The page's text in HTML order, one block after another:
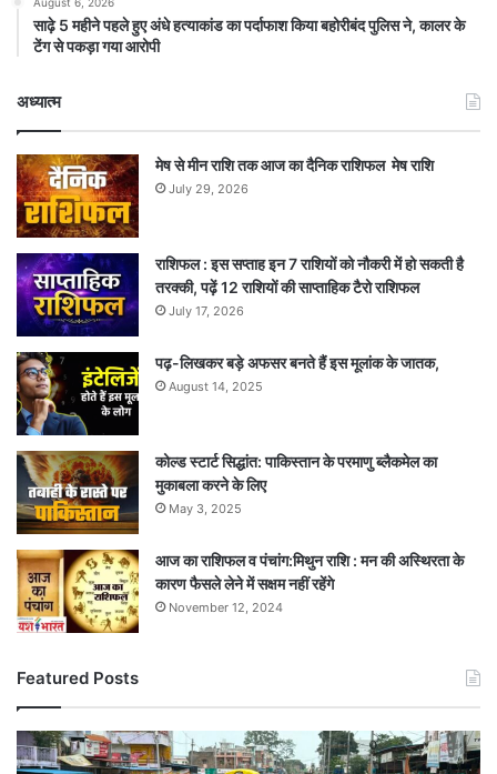
साढ़े 5 महीने पहले हुए अंधे हत्याकांड का पर्दाफाश किया बहोरीबंद पुलिस ने, कालर के
टेंग से पकड़ा गया आरोपी
अध्यात्म
मेष से मीन राशि तक आज का दैनिक राशिफल मेष राशि
July 29, 2026
राशिफल : इस सप्ताह इन 7 राशियों को नौकरी में हो सकती है
तरक्की, पढ़ें 12 राशियों की साप्ताहिक टैरो राशिफल
July 17, 2026
पढ़-लिखकर बड़े अफसर बनते हैं इस मूलांक के जातक,
August 14, 2025
कोल्ड स्टार्ट सिद्धांत: पाकिस्तान के परमाणु ब्लैकमेल का
मुकाबला करने के लिए
May 3, 2025
आज का राशिफल व पंचांग:मिथुन राशि : मन की अस्थिरता के
कारण फैसले लेने में सक्षम नहीं रहेंगे
November 12, 2024
Featured Posts
शहपुरा
पुल